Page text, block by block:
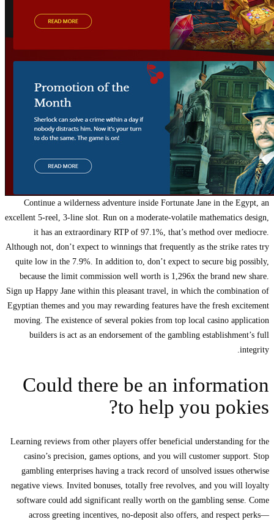
Continue a wilderness adventure inside Fortunate Jane in the Egypt, an
excellent 5-reel, 3-line slot. Run on a moderate-volatile mathematics design,
it has an extraordinary RTP of 97.1%, that’s method over mediocre.
Although not, don’t expect to winnings that frequently as the strike rates try
quite low in the 7.9%. In addition to, don’t expect to secure big possibly,
because the limit commission well worth is 1,296x the brand new share.
Sign up Happy Jane within this pleasant travel, in which the combination of
Egyptian themes and you may rewarding features have the fresh excitement
moving. The existence of several pokies from top local casino application
builders is act as an endorsement of the gambling establishment’s full
integrity.
Could there be an information
to help you pokies?
Learning reviews from other players offer beneficial understanding for the
casino’s precision, games options, and you will customer support. Stop
gambling enterprises having a track record of unsolved issues otherwise
negative views. Invited bonuses, totally free revolves, and you will loyalty
software could add significant really worth on the gambling sense. Come
across greeting incentives, no-deposit also offers, and respect perks—